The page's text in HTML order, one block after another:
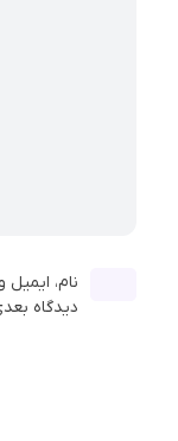
نام،
دیدگاه